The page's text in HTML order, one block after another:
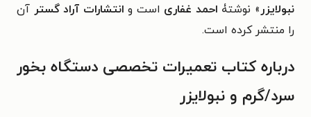
نبولایزر » نوشتۀ احمد غفاری است و انتشارات آراد گستر آن
را منتشر کرده است.
درباره کتاب تعمیرات تخصصی دستگاه بخور
سرد/گرم و نبولایزر